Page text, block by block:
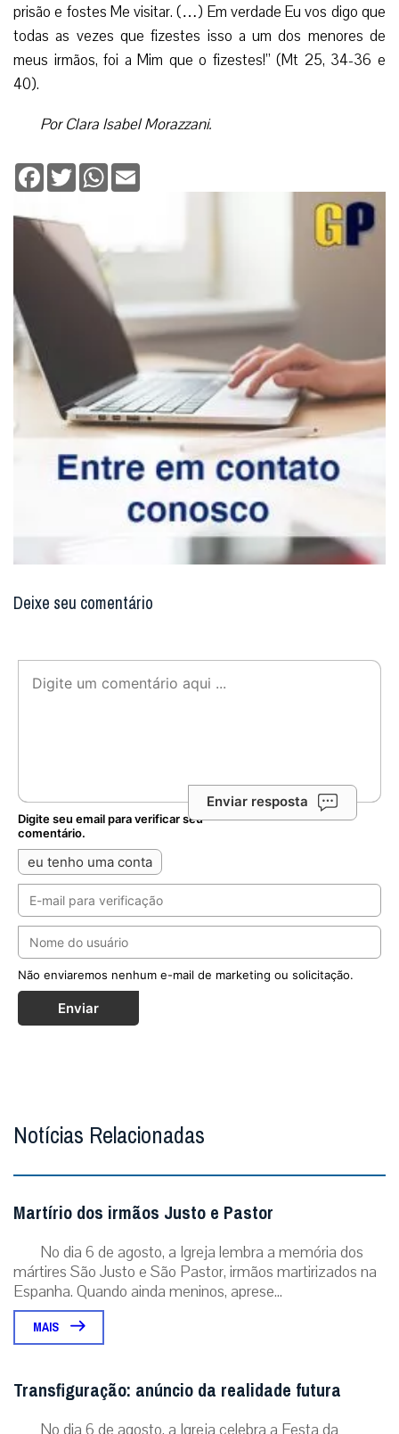
prisão e fostes Me visitar. (…) Em verdade Eu vos digo que
todas as vezes que fizestes isso a um dos menores de
meus irmãos, foi a Mim que o fizestes!” (Mt 25, 34-36 e
40).
Por Clara Isabel Morazzani.
Facebook
TwitterWhatsApp
Deixe seu comentário
Enviar resposta
Digite seu email para verificar seu
comentário.
eu tenho uma conta
Não enviaremos nenhum e-mail de marketing ou solicitação.
Enviar
Notícias Relacionadas
Martírio dos irmãos Justo e Pastor
No dia 6 de agosto, a Igreja lembra a memória dos
mártires São Justo e São Pastor, irmãos martirizados na
Espanha. Quando ainda meninos, aprese...
MAIS
Transfiguração: anúncio da realidade futura
No dia 6 de agosto, a Igreja celebra a Festa da